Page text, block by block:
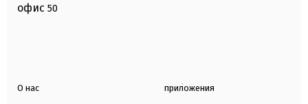
офис 50
О нас приложения